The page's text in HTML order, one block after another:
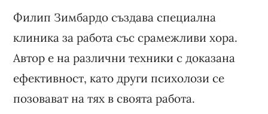
Филип Зимбардо създава специална
клиника за работа със срамежливи хора.
Автор е на различни техники с доказана
ефективност, като други психолози се
позовават на тях в своята работа.